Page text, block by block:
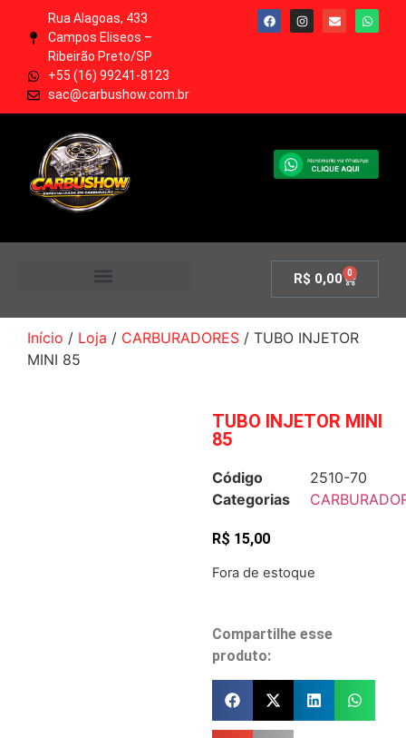
Rua Alagoas, 433
Campos Eliseos –
Ribeirão Preto/SP
+55 (16) 99241-8123
sac@carbushow.com.br
R$ 0,00 0
Início / Loja / CARBURADORES / TUBO INJETOR
MINI 85
TUBO INJETOR MINI
85
Código
2510-70
Categorias
R$ 15,00
Fora de estoque
Compartilhe esse
produto: